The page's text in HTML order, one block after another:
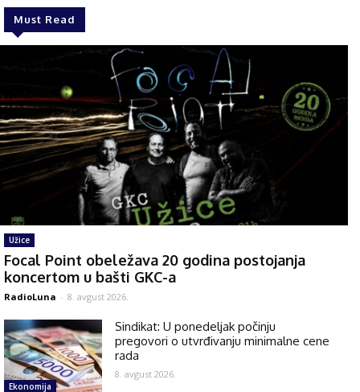
Must Read
Užice
Focal Point obeležava 20 godina postojanja
koncertom u bašti GKC-a
RadioLuna - 8. avgust 2026.
Ekonomija
Sindikat: U ponedeljak počinju
pregovori o utvrđivanju minimalne cene
rada
8. avgust 2026.